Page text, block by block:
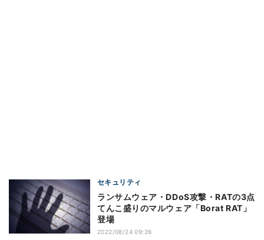
セキュリティ
ランサムウェア・DDoS攻撃・RATの3点
てんこ盛りのマルウェア「Borat RAT」
登場
2022/08/24 09:26